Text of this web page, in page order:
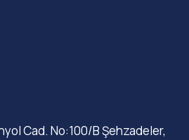
Cad. No:100/B Şehzadeler,